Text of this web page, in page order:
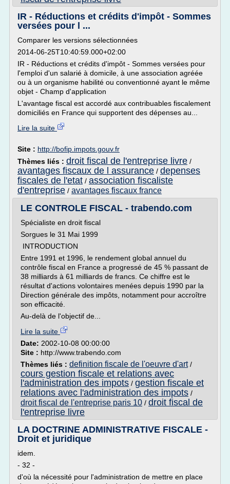
IR - Réductions et crédits d'impôt - Sommes
versées pour l ...
Comparer les versions sélectionnées
2014-06-25T10:40:59.000+02:00
IR - Réductions et crédits d'impôt - Sommes versées pour
l'emploi d'un salarié à domicile, à une association agréée
ou à un organisme habilité ou conventionné ayant le même
objet - Champ d'application
L'avantage fiscal est accordé aux contribuables fiscalement
domiciliés en France qui supportent des dépenses au...
Lire la suite
Site : http://bofip.impots.gouv.fr
Thèmes liés : droit fiscal de l'entreprise livre /
avantages fiscaux de l assurance / depenses
fiscales de l'etat / association fiscaliste
d'entreprise / avantages fiscaux france
LE CONTROLE FISCAL - trabendo.com
Spécialiste en droit fiscal
Sorgues le 31 Mai 1999
INTRODUCTION
Entre 1991 et 1996, le rendement global annuel du
contrôle fiscal en France a progressé de 45 % passant de
38 milliards à 61 milliards de francs. Ce chiffre est le
résultat d'actions volontaires menées depuis 1990 par la
Direction générale des impôts, notamment pour accroître
son efficacité.
Au-delà de l'objectif de...
Lire la suite
Date: 2002-10-08 00:00:00
Site : http://www.trabendo.com
Thèmes liés : definition fiscale de l'oeuvre d'art/
cours gestion fiscale et relations avec
l'administration des impots / gestion fiscale et
relations avec l'administration des impots /
droit fiscal de l'entreprise paris 10 / droit fiscal de
l'entreprise livre
LA DOCTRINE ADMINISTRATIVE FISCALE -
Droit et juridique
idem.
- 32 -
d'où la nécessité pour l'administration de mettre en place